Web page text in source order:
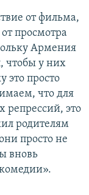
от фильма,
просмотра
Армения
чтобы у них
это просто
что для
репрессий, это
родителям
просто не
вновь